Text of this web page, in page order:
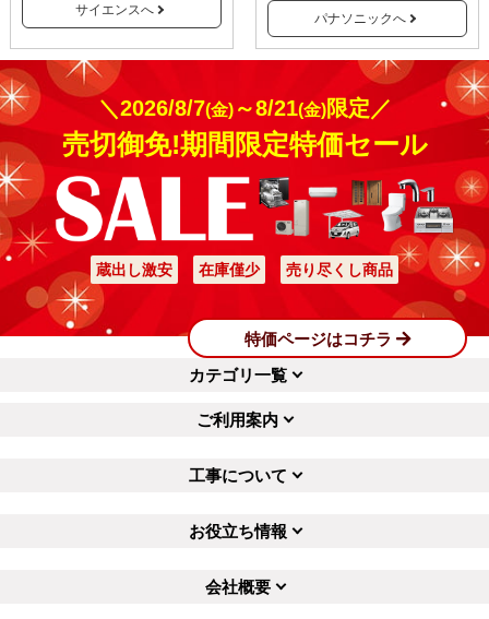
サイエンスへ
パナソニックへ
＼2026/8/7(金)～8/21(金)限定／
売切御免!期間限定特価セール
蔵出し激安 在庫僅少 売り尽くし商品
特価ページはコチラ
カテゴリ一覧
ご利用案内
工事について
お役立ち情報
会社概要